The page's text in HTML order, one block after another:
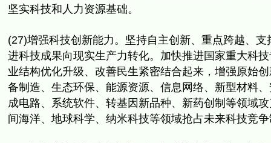
坚实科技和人力资源基础。
(27)增强科技创新能力。坚持自主创新、重点跨越、支
进科技成果向现实生产力转化。加快推进国家重大科
业结构优化升级、改善民生紧密结合起来， 增强原始
备制造、生态环保、能源资源、信息网络、新型材料、
成电路、 系统软件、转基因新品种、新药创制等领域
间海洋、地球科学、 纳米科技等领域抢占未来科技竞